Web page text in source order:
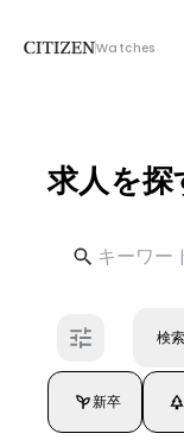
Watches
ニュース
求人を探
検
新卒